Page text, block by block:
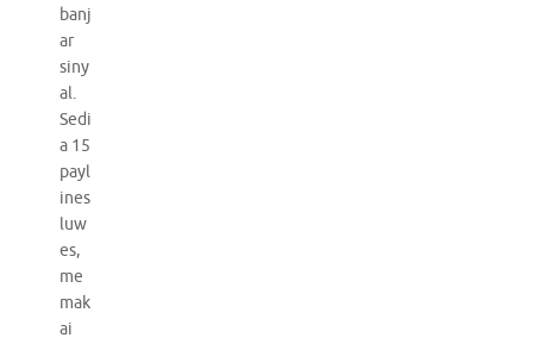
banj
ar
siny
al.
Sedi
a 15
payl
ines
luw
es,
me
mak
ai